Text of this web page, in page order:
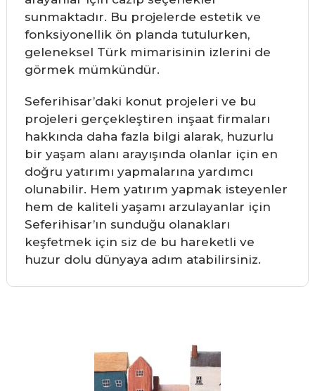
sunmaktadır. Bu projelerde estetik ve
fonksiyonellik ön planda tutulurken,
geleneksel Türk mimarisinin izlerini de
görmek mümkündür.
Seferihisar’daki konut projeleri ve bu
projeleri gerçekleştiren inşaat firmaları
hakkında daha fazla bilgi alarak, huzurlu
bir yaşam alanı arayışında olanlar için en
doğru yatırımı yapmalarına yardımcı
olunabilir. Hem yatırım yapmak isteyenler
hem de kaliteli yaşamı arzulayanlar için
Seferihisar’ın sunduğu olanakları
keşfetmek için siz de bu hareketli ve
huzur dolu dünyaya adım atabilirsiniz.